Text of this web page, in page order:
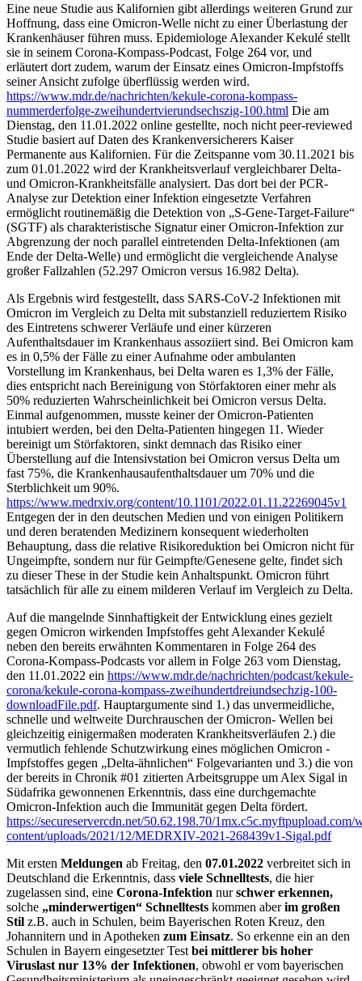
Eine neue Studie aus Kalifornien gibt allerdings weiteren Grund zur
Hoffnung, dass eine Omicron-Welle nicht zu einer Überlastung der
Krankenhäuser führen muss. Epidemiologe Alexander Kekulé stellt
sie in seinem Corona-Kompass-Podcast, Folge 264 vor, und
erläutert dort zudem, warum der Einsatz eines Omicron-Impfstoffs
seiner Ansicht zufolge überflüssig werden wird.
https://www.mdr.de/nachrichten/kekule-corona-kompass-
nummerderfolge-zweihundertvierundsechszig-100.html Die am
Dienstag, den 11.01.2022 online gestellte, noch nicht peer-reviewed
Studie basiert auf Daten des Krankenversicherers Kaiser
Permanente aus Kalifornien. Für die Zeitspanne vom 30.11.2021 bis
zum 01.01.2022 wird der Krankheitsverlauf vergleichbarer Delta-
und Omicron-Krankheitsfälle analysiert. Das dort bei der PCR-
Analyse zur Detektion einer Infektion eingesetzte Verfahren
ermöglicht routinemäßig die Detektion von „S-Gene-Target-Failure“
(SGTF) als charakteristische Signatur einer Omicron-Infektion zur
Abgrenzung der noch parallel eintretenden Delta-Infektionen (am
Ende der Delta-Welle) und ermöglicht die vergleichende Analyse
großer Fallzahlen (52.297 Omicron versus 16.982 Delta).
Als Ergebnis wird festgestellt, dass SARS-CoV-2 Infektionen mit
Omicron im Vergleich zu Delta mit substanziell reduziertem Risiko
des Eintretens schwerer Verläufe und einer kürzeren
Aufenthaltsdauer im Krankenhaus assoziiert sind. Bei Omicron kam
es in 0,5% der Fälle zu einer Aufnahme oder ambulanten
Vorstellung im Krankenhaus, bei Delta waren es 1,3% der Fälle,
dies entspricht nach Bereinigung von Störfaktoren einer mehr als
50% reduzierten Wahrscheinlichkeit bei Omicron versus Delta.
Einmal aufgenommen, musste keiner der Omicron-Patienten
intubiert werden, bei den Delta-Patienten hingegen 11. Wieder
bereinigt um Störfaktoren, sinkt demnach das Risiko einer
Überstellung auf die Intensivstation bei Omicron versus Delta um
fast 75%, die Krankenhausaufenthaltsdauer um 70% und die
Sterblichkeit um 90%.
https://www.medrxiv.org/content/10.1101/2022.01.11.22269045v1
Entgegen der in den deutschen Medien und von einigen Politikern
und deren beratenden Medizinern konsequent wiederholten
Behauptung, dass die relative Risikoreduktion bei Omicron nicht für
Ungeimpfte, sondern nur für Geimpfte/Genesene gelte, findet sich
zu dieser These in der Studie kein Anhaltspunkt. Omicron führt
tatsächlich für alle zu einem milderen Verlauf im Vergleich zu Delta.
Auf die mangelnde Sinnhaftigkeit der Entwicklung eines gezielt
gegen Omicron wirkenden Impfstoffes geht Alexander Kekulé
neben den bereits erwähnten Kommentaren in Folge 264 des
Corona-Kompass-Podcasts vor allem in Folge 263 vom Dienstag,
den 11.01.2022 ein https://www.mdr.de/nachrichten/podcast/kekule-
corona/kekule-corona-kompass-zweihundertdreiundsechzig-100-
downloadFile.pdf. Hauptargumente sind 1.) das unvermeidliche,
schnelle und weltweite Durchrauschen der Omicron- Wellen bei
gleichzeitig einigermaßen moderaten Krankheitsverläufen 2.) die
vermutlich fehlende Schutzwirkung eines möglichen Omicron -
Impfstoffes gegen „Delta-ähnlichen“ Folgevarianten und 3.) die von
der bereits in Chronik #01 zitierten Arbeitsgruppe um Alex Sigal in
Südafrika gewonnenen Erkenntnis, dass eine durchgemachte
Omicron-Infektion auch die Immunität gegen Delta fördert.
https://secureservercdn.net/50.62.198.70/1mx.c5c.myftpupload.com/
content/uploads/2021/12/MEDRXIV-2021-268439v1-Sigal.pdf
Mit ersten Meldungen ab Freitag, den 07.01.2022 verbreitet sich in
Deutschland die Erkenntnis, dass viele Schnelltests, die hier
zugelassen sind, eine Corona-Infektion nurschwer erkennen,
solche „minderwertigen“ Schnelltests kommen aberim großen
Stil z.B. auch in Schulen, beim Bayerischen Roten Kreuz, den
Johannitern und in Apotheken zum Einsatz. So erkenne ein an den
Schulen in Bayern eingesetzter Test bei mittlerer bis hoher
Viruslast nur 13% der Infektionen, obwohl er vom bayerischen